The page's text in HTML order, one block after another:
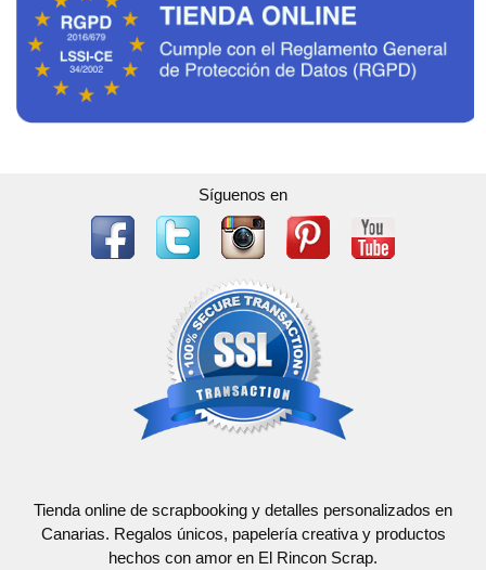
Síguenos en
Tienda online de scrapbooking y detalles personalizados en
Canarias. Regalos únicos, papelería creativa y productos
hechos con amor en El Rincon Scrap.